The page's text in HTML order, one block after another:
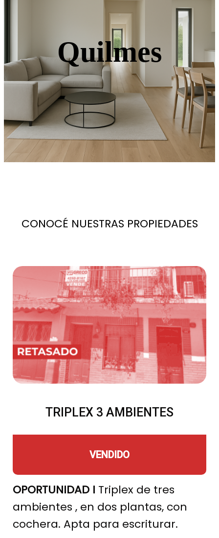
Quilmes
CONOCÉ NUESTRAS PROPIEDADES
TRIPLEX 3 AMBIENTES
VENDIDO
OPORTUNIDAD I Triplex de tres
ambientes , en dos plantas, con
cochera. Apta para escriturar.